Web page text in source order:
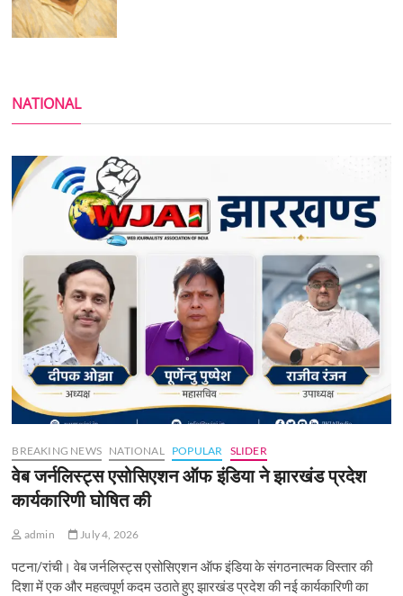
NATIONAL
BREAKING NEWS NATIONAL POPULAR SLIDER
वेब जर्नलिस्ट्स एसोसिएशन ऑफ इंडिया ने झारखंड प्रदेश
कार्यकारिणी घोषित की
admin July 4, 2026
पटना/रांची। वेब जर्नलिस्ट्स एसोसिएशन ऑफ इंडिया के संगठनात्मक विस्तार की
दिशा में एक और महत्वपूर्ण कदम उठाते हुए झारखंड प्रदेश की नई कार्यकारिणी का